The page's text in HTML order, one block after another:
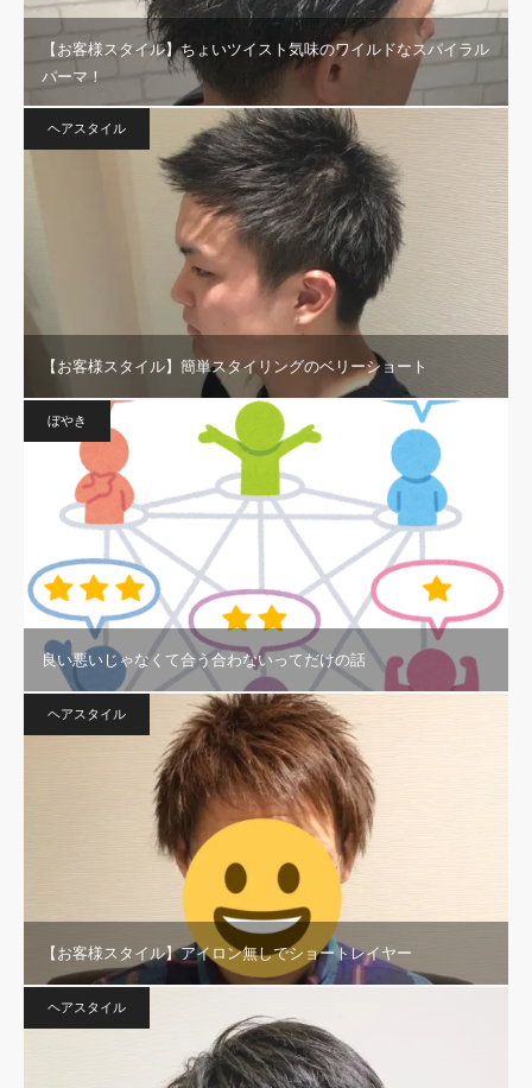
【お客様スタイル】ちょいツイスト気味のワイルドなスパイラル
パーマ！
ヘアスタイル
【お客様スタイル】簡単スタイリングのベリーショート
ぼやき
良い悪いじゃなくて合う合わないってだけの話
ヘアスタイル
【お客様スタイル】アイロン無しでショートレイヤー
ヘアスタイル